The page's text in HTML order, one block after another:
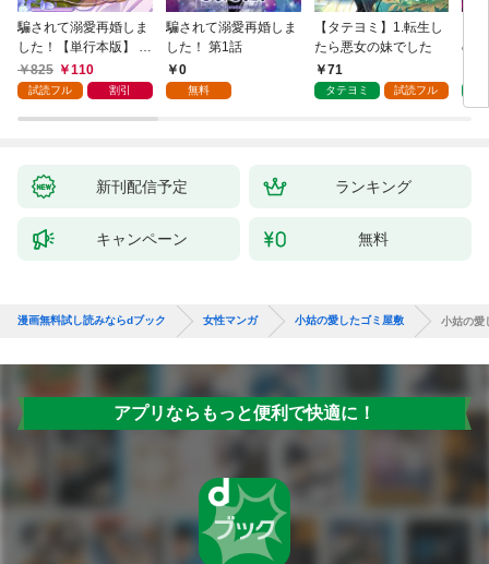
騙されて溺愛再婚しま
した！【単行本版】 1
巻825 110
試読フル 割引
騙されて溺愛再婚しま
した！ 第1話
0
無料
【タテヨミ】1.転生し
たら悪女の妹でした
71
タテヨミ 試読フル
の
新刊配信予定 ランキング
キャンペーン 無料
漫画無料試し読みならdブック 女性マンガ 小姑の愛したゴミ屋敷 小姑の愛
アプリならもっと便利で快適に！